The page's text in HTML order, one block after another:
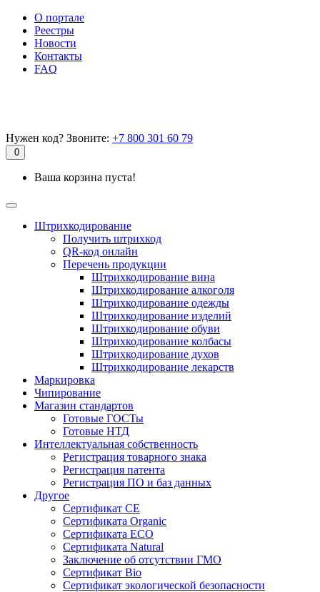
О портале
Реестры
Новости
Контакты
FAQ
Нужен код? Звоните: +7 800 301 60 79
0
Ваша корзина пуста!
Штрихкодирование
Получить штрихкод
QR-код онлайн
Перечень продукции
Штрихкодирование вина
Штрихкодирование алкоголя
Штрихкодирование одежды
Штрихкодирование изделий
Штрихкодирование обуви
Штрихкодирование колбасы
Штрихкодирование духов
Штрихкодирование лекарств
Маркировка
Чипирование
Магазин стандартов
Готовые ГОСТы
Готовые НТД
Интеллектуальная собственность
Регистрация товарного знака
Регистрация патента
Регистрация ПО и баз данных
Другое
Сертификат СЕ
Сертификата Organic
Сертификата ECO
Сертификата Natural
Заключение об отсутствии ГМО
Сертификат Bio
Сертификат экологической безопасности